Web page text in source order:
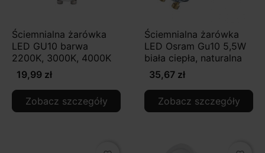
Ściemnialna żarówka
LED GU10 barwa
2200K, 3000K, 4000K
19,99 zł
Zobacz szczegóły
Ściemnialna żarówka
LED Osram Gu10 5,5W
biała ciepła, naturalna
35,67 zł
Zobacz szczegóły